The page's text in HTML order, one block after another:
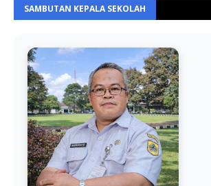
SAMBUTAN KEPALA SEKOLAH